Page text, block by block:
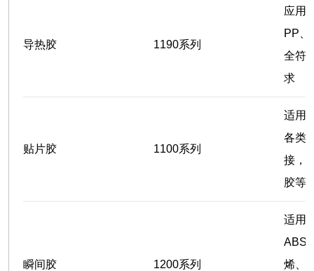
导热胶 1190系列
应用
PP、
全符
求
贴片胶 1100系列
适用
各类
接，
胶等
瞬间胶 1200系列
适用
ABS
烯、